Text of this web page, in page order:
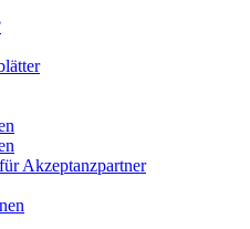
Akzeptanzpartner